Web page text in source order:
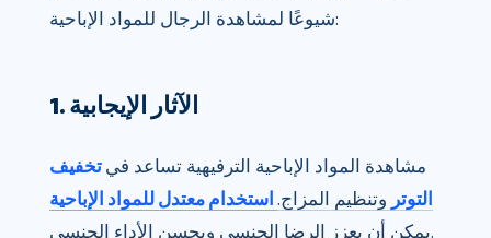
شيوعًا لمشاهدة الرجال للمواد الإباحية:
1. الآثار الإيجابية
مشاهدة المواد الإباحية الترفيهية تساعد في تخفيف
التوتر وتنظيم المزاج. استخدام معتدل للمواد الإباحية
يمكن أن يعزز الرضا الجنسي ويحسن الأداء الجنسي.